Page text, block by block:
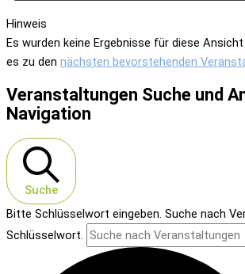
Hinweis
Es wurden keine Ergebnisse für diese
es zu den nächsten bevorstehenden
Veranstaltungen Suche und
Navigation
Suche
Bitte Schlüsselwort eingeben. Suche nach
Schlüsselwort.